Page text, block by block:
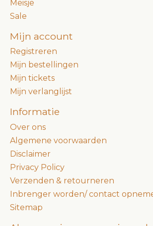
Meisje
Sale
Mijn account
Registreren
Mijn bestellingen
Mijn tickets
Mijn verlanglijst
Informatie
Over ons
Algemene voorwaarden
Disclaimer
Privacy Policy
Verzenden & retourneren
Inbrenger worden/ contact
Sitemap